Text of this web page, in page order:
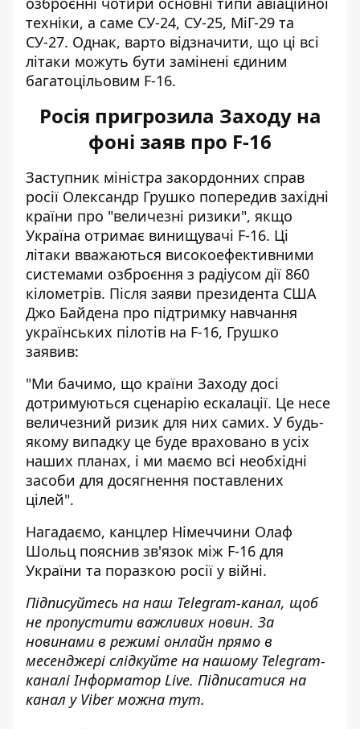
техніки, а саме СУ-24, СУ-25, МіГ-29 та
СУ-27. Однак, варто відзначити, що ці всі
літаки можуть бути замінені єдиним
багатоцільовим F-16.
Росія пригрозила Заходу на
фоні заяв про F-16
Заступник міністра закордонних справ
росії Олександр Грушко попередив західні
країни про "величезні ризики", якщо
Україна отримає винищувачі F-16. Ці
літаки вважаються високоефективними
системами озброєння з радіусом дії 860
кілометрів. Після заяви президента США
Джо Байдена про підтримку навчання
українських пілотів на F-16, Грушко
заявив:
"Ми бачимо, що країни Заходу досі
дотримуються сценарію ескалації. Це несе
величезний ризик для них самих. У будь-
якому випадку це буде враховано в усіх
наших планах, і ми маємо всі необхідні
засоби для досягнення поставлених
цілей".
Нагадаємо, канцлер Німеччини Олаф
Шольц пояснив зв'язок між F-16 для
України та поразкою росії у війні.
Підписуйтесь на наш Telegram-канал, щоб
не пропустити важливих новин. За
новинами в режимі онлайн прямо в
месенджері слідкуйте на нашому Telegram-
каналіІнформатор Live. Підписатися на
канал у Viber можна тут.